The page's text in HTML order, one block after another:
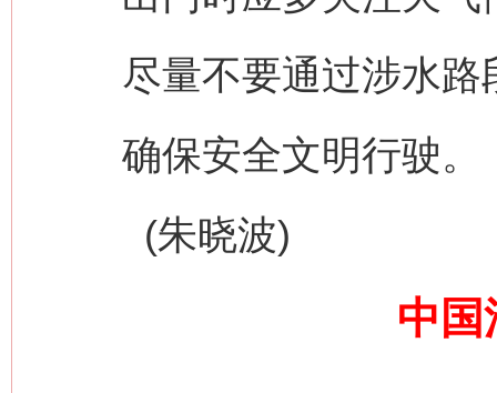
尽量不要通过涉水路
确保安全文明行驶。
(朱晓波)
中国
魏明亮
生